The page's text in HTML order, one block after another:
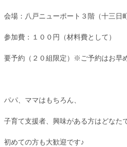
会場：八戸ニューポート３階（十三日
参加費：１００円（材料費として）
要予約（２０組限定）※ご予約はお早
パパ、ママはもちろん、
子育て支援者、興味がある方はどなた
初めての方も大歓迎です♪